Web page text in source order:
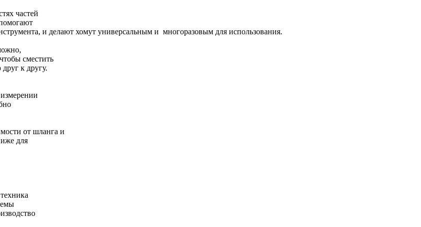
частей
и делают хомут универсальным и многоразовым для использования.
сместить
к другу.
от шланга и
для
техника
системы